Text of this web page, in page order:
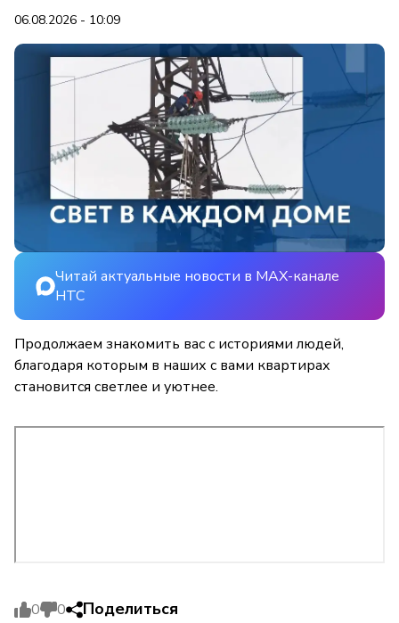
06.08.2026 - 10:09
Читай актуальные новости в MAX-канале
НТС
Продолжаем знакомить вас с историями людей,
благодаря которым в наших с вами квартирах
становится светлее и уютнее.
0 0 Поделиться